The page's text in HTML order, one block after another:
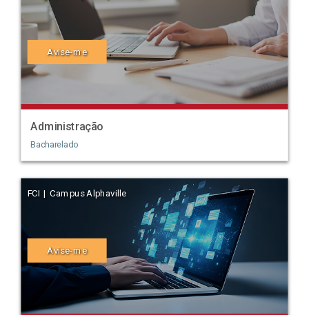
Avise-me
Administração
Bacharelado
FCI | Campus Alphaville
Avise-me